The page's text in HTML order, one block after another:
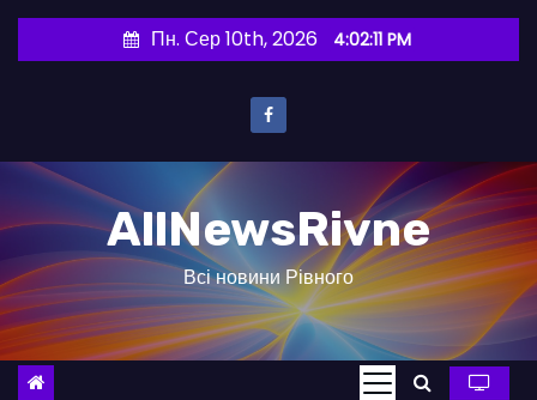
и
о
в
Пн. Сер 10th, 2026 4:02:13 PM
AllNewsRivne
Всі новини Рівного